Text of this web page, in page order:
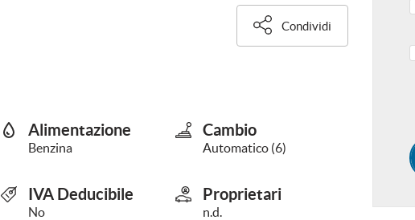
Condividi
Alimentazione
Benzina
Cambio
Automatico (6)
IVA Deducibile
No
Proprietari
n.d.